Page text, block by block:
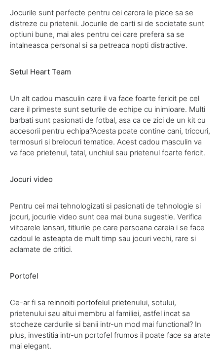
Jocurile sunt perfecte pentru cei carora le place sa se
distreze cu prietenii. Jocurile de carti si de societate sunt
optiuni bune, mai ales pentru cei care prefera sa se
intalneasca personal si sa petreaca nopti distractive.
Setul Heart Team
Un alt cadou masculin care il va face foarte fericit pe cel
care il primeste sunt seturile de echipe cu inimioare. Multi
barbati sunt pasionati de fotbal, asa ca ce zici de un kit cu
accesorii pentru echipa?Acesta poate contine cani, tricouri,
termosuri si brelocuri tematice. Acest cadou masculin va
va face prietenul, tatal, unchiul sau prietenul foarte fericit.
Jocuri video
Pentru cei mai tehnologizati si pasionati de tehnologie si
jocuri, jocurile video sunt cea mai buna sugestie. Verifica
viitoarele lansari, titlurile pe care persoana careia i se face
cadoul le asteapta de mult timp sau jocuri vechi, rare si
aclamate de critici.
Portofel
Ce-ar fi sa reinnoiti portofelul prietenului, sotului,
prietenului sau altui membru al familiei, astfel incat sa
stocheze cardurile si banii intr-un mod mai functional? In
plus, investitia intr-un portofel frumos il poate face sa arate
mai elegant.